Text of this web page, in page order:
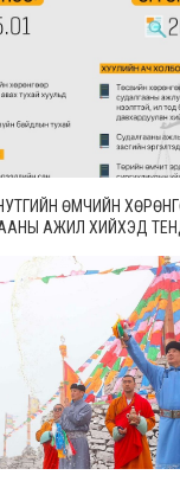
ӨМЧИЙН
АЖИЛ ХИЙХЭД